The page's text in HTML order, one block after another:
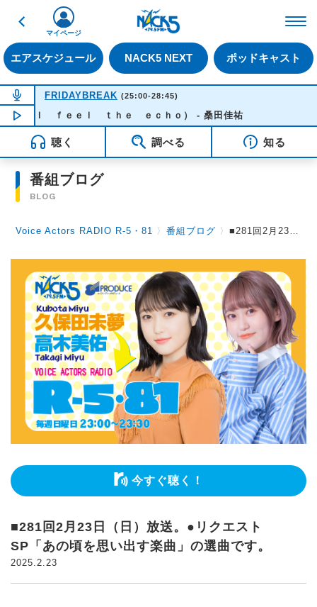
戻る
エアスケジュール NACK5 NEXT ポッドキャスト
マイページ
NOW ON AIR
FRIDAYBREAK (25:00-28:45)
NOW PLAYING03:50
（Ｉ ｆｅｅｌ ｔｈｅ ｅｃｈｏ） - 桑田佳祐
聴く 調べる 知る
番組ブログ
BLOG
Voice Actors RADIO R-5・81 〉番組ブログ 〉■281回2月23日（日）放送。●リクエストSP「あの頃を思い出す楽曲」の選曲です。
今すぐ聴く！
■281回2月23日（日）放送。●リクエスト
SP「あの頃を思い出す楽曲」の選曲です。
2025.2.23